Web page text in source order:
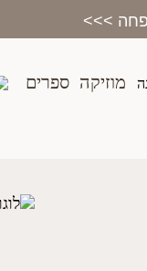
>>>
מוזיקה ספרים